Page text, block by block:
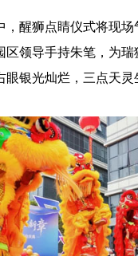
狮点睛仪式将现场
区领导手持朱笔，为瑞
眼银光灿烂，三点天灵